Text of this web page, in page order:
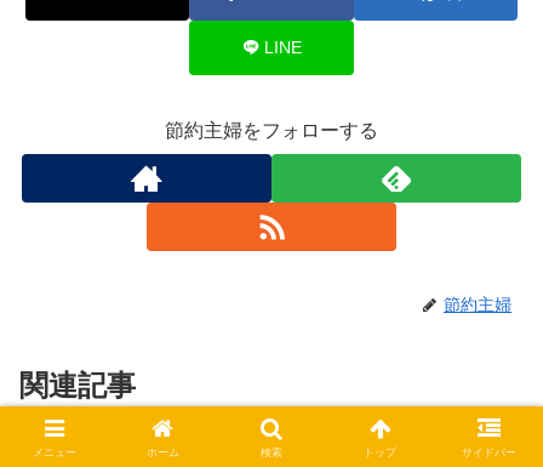
LINE
節約主婦をフォローする
節約主婦
関連記事
フリマ共通 フリマアプリで高値で売れやすく
メニュー ホーム 検索 トップ サイドバー